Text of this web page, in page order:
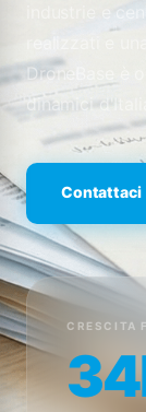
industrie e
realizzati e
DroneBase è
dinamici d'Italia.
Contattaci
CRESCITA